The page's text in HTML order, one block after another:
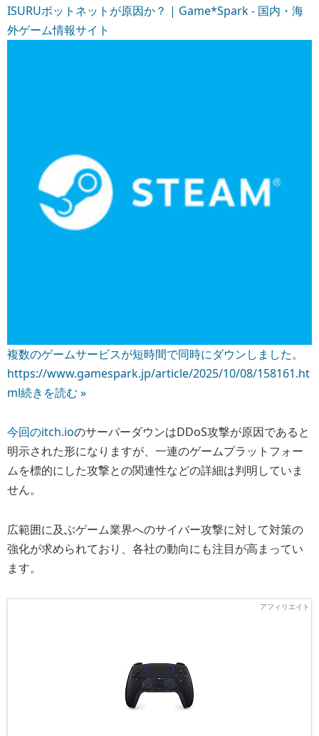
ISURUボットネットが原因か？ | Game*Spark - 国内・海
外ゲーム情報サイト
複数のゲームサービスが短時間で同時にダウンしました。
https://www.gamespark.jp/article/2025/10/08/158161.ht
ml続きを読む »
今回のitch.ioのサーバーダウンはDDoS攻撃が原因であると
明示された形になりますが、一連のゲームプラットフォー
ムを標的にした攻撃との関連性などの詳細は判明していま
せん。
広範囲に及ぶゲーム業界へのサイバー攻撃に対して対策の
強化が求められており、各社の動向にも注目が高まってい
ます。